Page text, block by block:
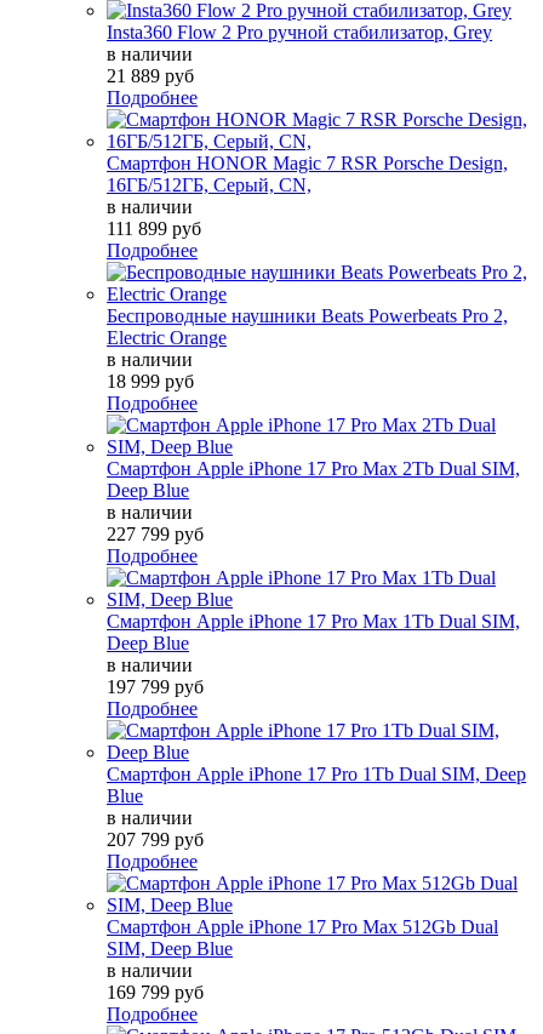
Insta360 Flow 2 Pro ручной стабилизатор, Grey
в наличии
21 889 руб
Подробнее
Смартфон HONOR Magic 7 RSR Porsche Design,
16ГБ/512ГБ, Серый, СN,
в наличии
111 899 руб
Подробнее
Беспроводные наушники Beats Powerbeats Pro 2,
Electric Orange
в наличии
18 999 руб
Подробнее
Смартфон Apple iPhone 17 Pro Max 2Tb Dual SIM,
Deep Blue
в наличии
227 799 руб
Подробнее
Смартфон Apple iPhone 17 Pro Max 1Tb Dual SIM,
Deep Blue
в наличии
197 799 руб
Подробнее
Смартфон Apple iPhone 17 Pro 1Tb Dual SIM, Deep
Blue
в наличии
207 799 руб
Подробнее
Смартфон Apple iPhone 17 Pro Max 512Gb Dual
SIM, Deep Blue
в наличии
169 799 руб
Подробнее